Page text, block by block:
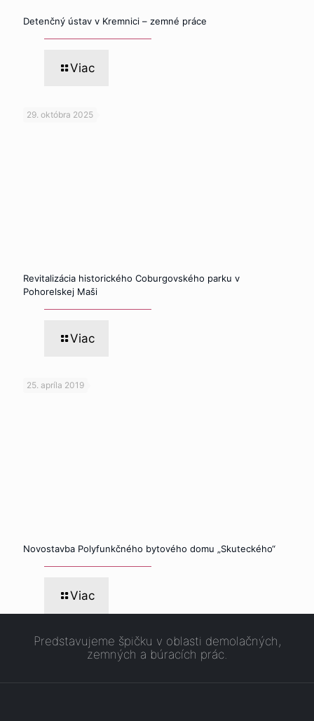
Detenčný ústav v Kremnici – zemné práce
Viac
29. októbra 2025
Revitalizácia historického Coburgovského parku v
Pohorelskej Maši
Viac
25. apríla 2019
Novostavba Polyfunkčného bytového domu „Skuteckého“
Viac
Predstavujeme špičku v oblasti demolačných,
zemných a búracích prác.